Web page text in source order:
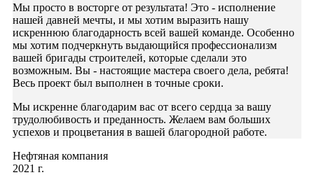
Мы просто в восторге от результата! Это - исполнение
нашей давней мечты, и мы хотим выразить нашу
искреннюю благодарность всей вашей команде. Особенно
мы хотим подчеркнуть выдающийся профессионализм
вашей бригады строителей, которые сделали это
возможным. Вы - настоящие мастера своего дела, ребята!
Весь проект был выполнен в точные сроки.
Мы искренне благодарим вас от всего сердца за вашу
трудолюбивость и преданность. Желаем вам больших
успехов и процветания в вашей благородной работе.
Нефтяная компания
2021 г.